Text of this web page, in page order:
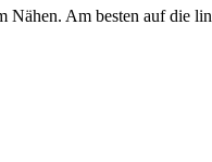
Am besten auf die